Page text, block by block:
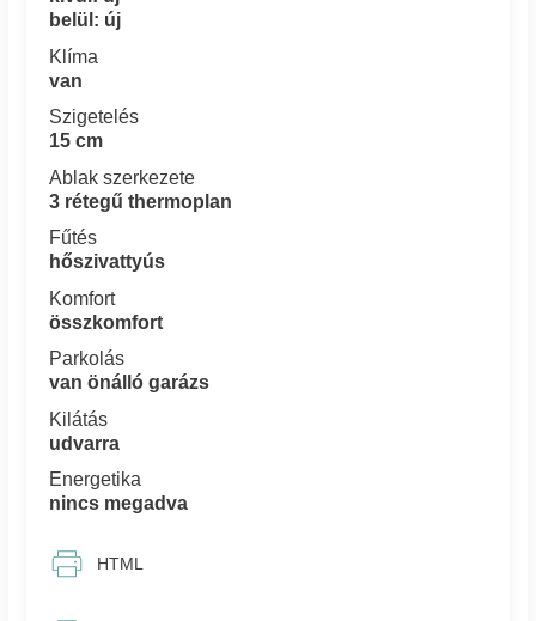
belül: új
Klíma
van
Szigetelés
15 cm
Ablak szerkezete
3 rétegű thermoplan
Fűtés
hőszivattyús
Komfort
összkomfort
Parkolás
van önálló garázs
Kilátás
udvarra
Energetika
nincs megadva
HTML